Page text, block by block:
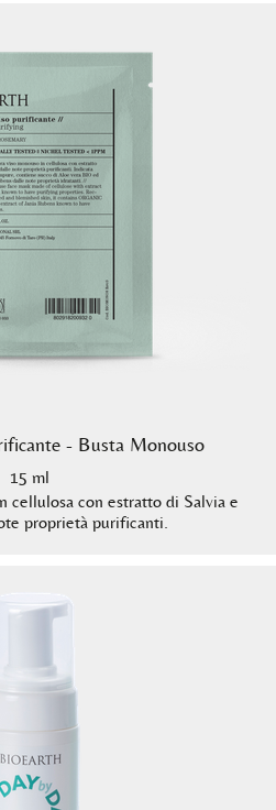
- Busta Monouso
15 ml
cellulosa con estratto di Salvia e
proprietà purificanti.